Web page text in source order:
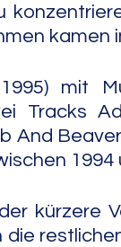
kamen
mit
Tracks
And
1994
kürzere